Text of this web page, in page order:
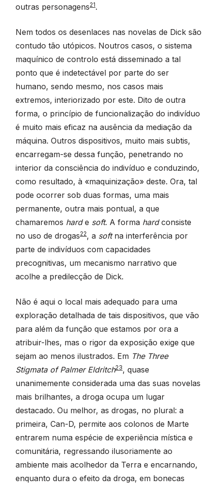
outras personagens21.
Nem todos os desenlaces nas novelas de Dick são
contudo tão utópicos. Noutros casos, o sistema
maquínico de controlo está disseminado a tal
ponto que é indetectável por parte do ser
humano, sendo mesmo, nos casos mais
extremos, interiorizado por este. Dito de outra
forma, o princípio de funcionalização do indivíduo
é muito mais eficaz na ausência da mediação da
máquina. Outros dispositivos, muito mais subtis,
encarregam-se dessa função, penetrando no
interior da consciência do indivíduo e conduzindo,
como resultado, à «maquinização» deste. Ora, tal
pode ocorrer sob duas formas, uma mais
permanente, outra mais pontual, a que
chamaremos harde soft. A forma hardconsiste
no uso de drogas22, a softna interferência por
parte de indivíduos com capacidades
precognitivas, um mecanismo narrativo que
acolhe a predilecção de Dick.
Não é aqui o local mais adequado para uma
exploração detalhada de tais dispositivos, que vão
para além da função que estamos por ora a
atribuir-lhes, mas o rigor da exposição exige que
sejam ao menos ilustrados. Em The Three
Stigmata of Palmer Eldritch23, quase
unanimemente considerada uma das suas novelas
mais brilhantes, a droga ocupa um lugar
destacado. Ou melhor, as drogas, no plural: a
primeira, Can-D, permite aos colonos de Marte
entrarem numa espécie de experiência mística e
comunitária, regressando ilusoriamente ao
ambiente mais acolhedor da Terra e encarnando,
enquanto dura o efeito da droga, em bonecas